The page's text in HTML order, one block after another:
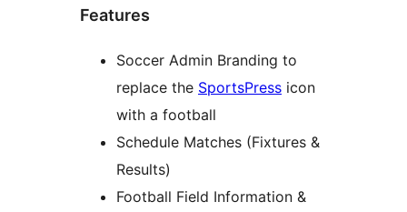
Features
Soccer Admin Branding to
replace the SportsPress icon
with a football
Schedule Matches (Fixtures &
Results)
Football Field Information &